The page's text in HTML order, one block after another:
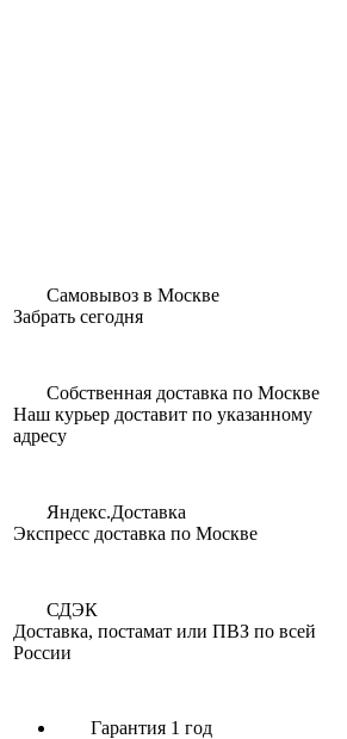
Самовывоз в Москве
Забрать сегодня
Собственная доставка по Москве
Наш курьер доставит по указанному
адресу
Яндекс.Доставка
Экспресс доставка по Москве
СДЭК
Доставка, постамат или ПВЗ по всей
России
Гарантия 1 год